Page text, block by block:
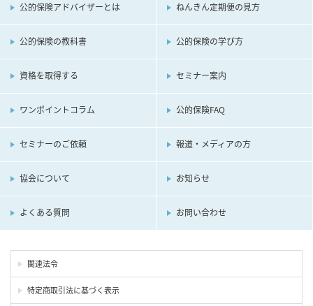
公的保険アドバイザーとは ねんきん定期便の見方
公的保険の教科書 公的保険の学び方
資格を取得する セミナー案内
ワンポイントコラム 公的保険FAQ
セミナーのご依頼 報道・メディアの方
協会について お知らせ
よくある質問 お問い合わせ
関連法令
特定商取引法に基づく表示